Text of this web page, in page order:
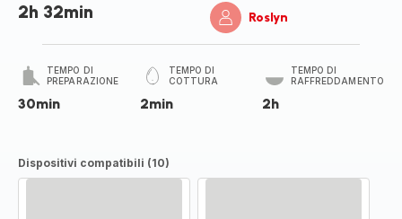
2h 32min Roslyn
TEMPO DI
PREPARAZIONE
30min
TEMPO DI
COTTURA
2min
TEMPO DI
RAFFREDDAMENTO
2h
Dispositivi compatibili (10)